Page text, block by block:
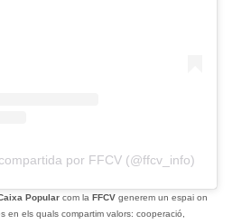
por FFCV (@ffcv_info)
Popularcom la FFCVgenerem un espai on
en els quals compartim valors: cooperació,